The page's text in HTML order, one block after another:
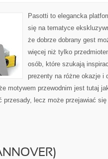
Pasotti to elegancka
się na tematyce
że dobrze dobrany gest
więcej niż tylko
osób, które szukają
prezenty na różne okazje i
motywem przewodnim jest tutaj
przesady, lecz może przejawiać